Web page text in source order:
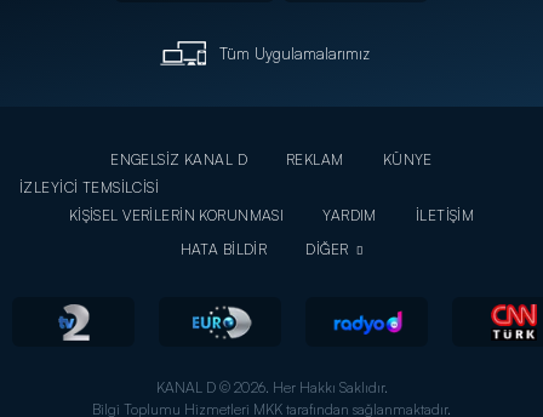
Tüm Uygulamalarımız
ENGELSİZ KANAL D REKLAM
KÜNYE
İZLEYİCİ TEMSİLCİSİ
KİŞİSEL VERİLERİN KORUNMASI
YARDIM
İLETİŞİM
HATA BİLDİR
DİĞER
KANAL D © 2026. Her Hakkı Saklıdır.
Bilgi Toplumu Hizmetleri MKK tarafından sağlanmaktadır.